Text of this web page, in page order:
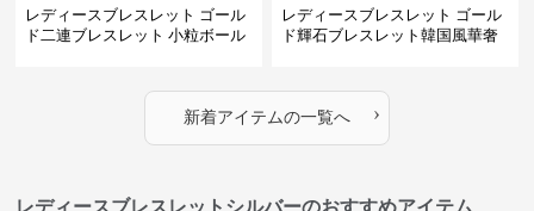
レディースブレスレット ゴール
ド二連ブレスレット 小粒ボール
レディースブレスレット ゴール
ド輝石ブレスレット韓国風華奢
新着アイテムの一覧へ ›
レディースブレスレットシルバーのおすすめアイテム